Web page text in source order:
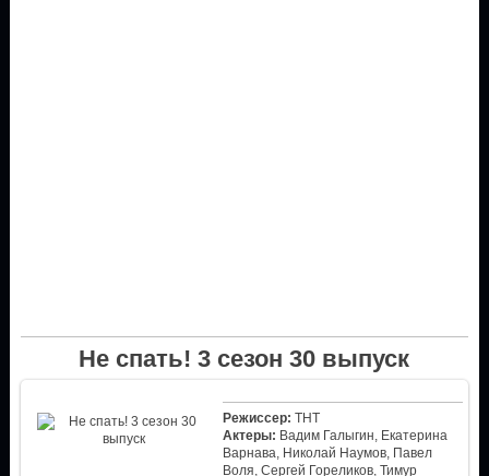
Не спать! 3 сезон 30 выпуск
Режиссер: ТНТ
Актеры: Вадим Галыгин, Екатерина
Варнава, Николай Наумов, Павел
Воля, Сергей Гореликов, Тимур